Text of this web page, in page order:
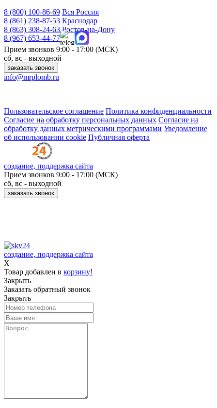
8 (800) 100-86-69 Вся Россия
8 (861) 238-87-53 Краснодар
8 (863) 308-24-63 Ростов-на-Дону
8 (967) 653-44-77
Прием звонков 9:00 - 17:00 (МСК)
сб, вс - выходной
заказать звонок
info@mrplomb.ru
Пользовательское соглашение Политика конфиденциальности
Согласие на обработку персональных данных Согласие на
обработку данных метрическими программами Уведомление
об использовании cookie Публичная оферта
создание, поддержка сайта
Прием звонков 9:00 - 17:00 (МСК)
сб, вс - выходной
заказать звонок
создание, поддержка сайта
X
Товар добавлен в корзину!
Закрыть
Заказать обратный звонок
Закрыть